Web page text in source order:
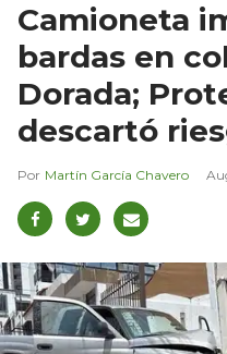
Camioneta
bardas en
Dorada;
descartó
Martín García Chavero